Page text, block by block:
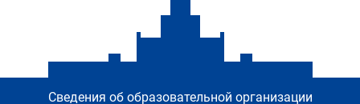
Сведения об образовательной организации